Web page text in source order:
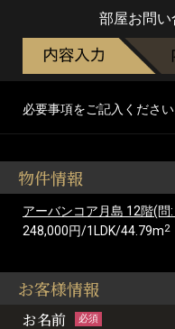
部屋お問い
必要事項をご記入ください
物件情報
アーバンコア月島 12階(問
248,000円/1LDK/44.79m2
お客様情報
お名前 必須